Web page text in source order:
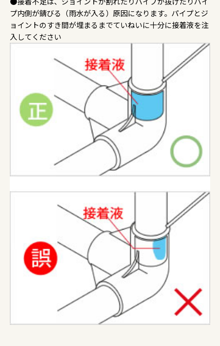
プ内側が錆びる（雨水が入る）原因になります。パイプとジ
ョイントのすき間が埋まるまでていねいに十分に接着液を注
入してください